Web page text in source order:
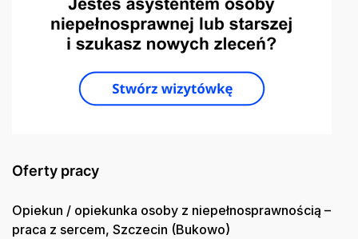
Oferty pracy
Opiekun / opiekunka osoby z niepełnosprawnością –
praca z sercem, Szczecin (Bukowo)